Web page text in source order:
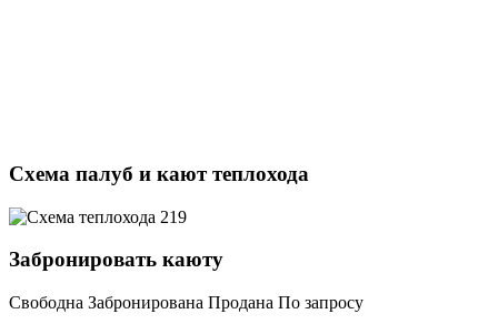
Схема палуб и кают теплохода
Забронировать каюту
Свободна Забронирована Продана По запросу